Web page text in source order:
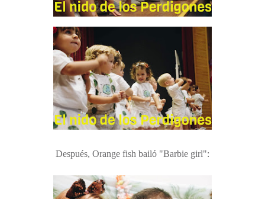
Después, Orange fish bailó "Barbie girl":